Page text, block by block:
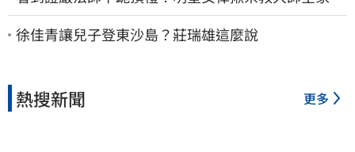
慈濟…全家爽睡黃金堆
徐佳青讓兒子登東沙島？莊瑞雄這麼說
熱搜新聞 更多